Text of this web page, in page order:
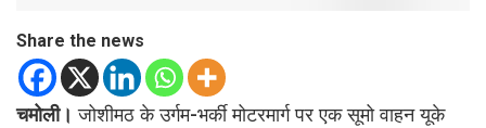
Share the news
चमोली।जोशीमठ के उर्गम-भर्की मोटरमार्ग पर एक सूमो वाहन यूके